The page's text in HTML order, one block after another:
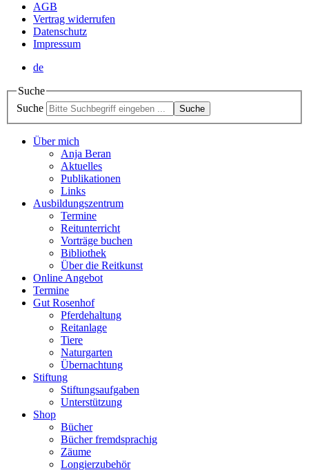
AGB
Vertrag widerrufen
Datenschutz
Impressum
de
Suche
Suche
Suche
Über mich
Anja Beran
Aktuelles
Publikationen
Links
Ausbildungszentrum
Termine
Reitunterricht
Vorträge buchen
Bibliothek
Über die Reitkunst
Online Angebot
Termine
Gut Rosenhof
Pferdehaltung
Reitanlage
Tiere
Naturgarten
Übernachtung
Stiftung
Stiftungsaufgaben
Unterstützung
Shop
Bücher
Bücher fremdsprachig
Zäume
Longierzubehör